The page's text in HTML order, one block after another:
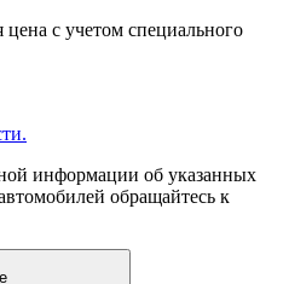
цена с учетом специального
информации об указанных
обращайтесь к